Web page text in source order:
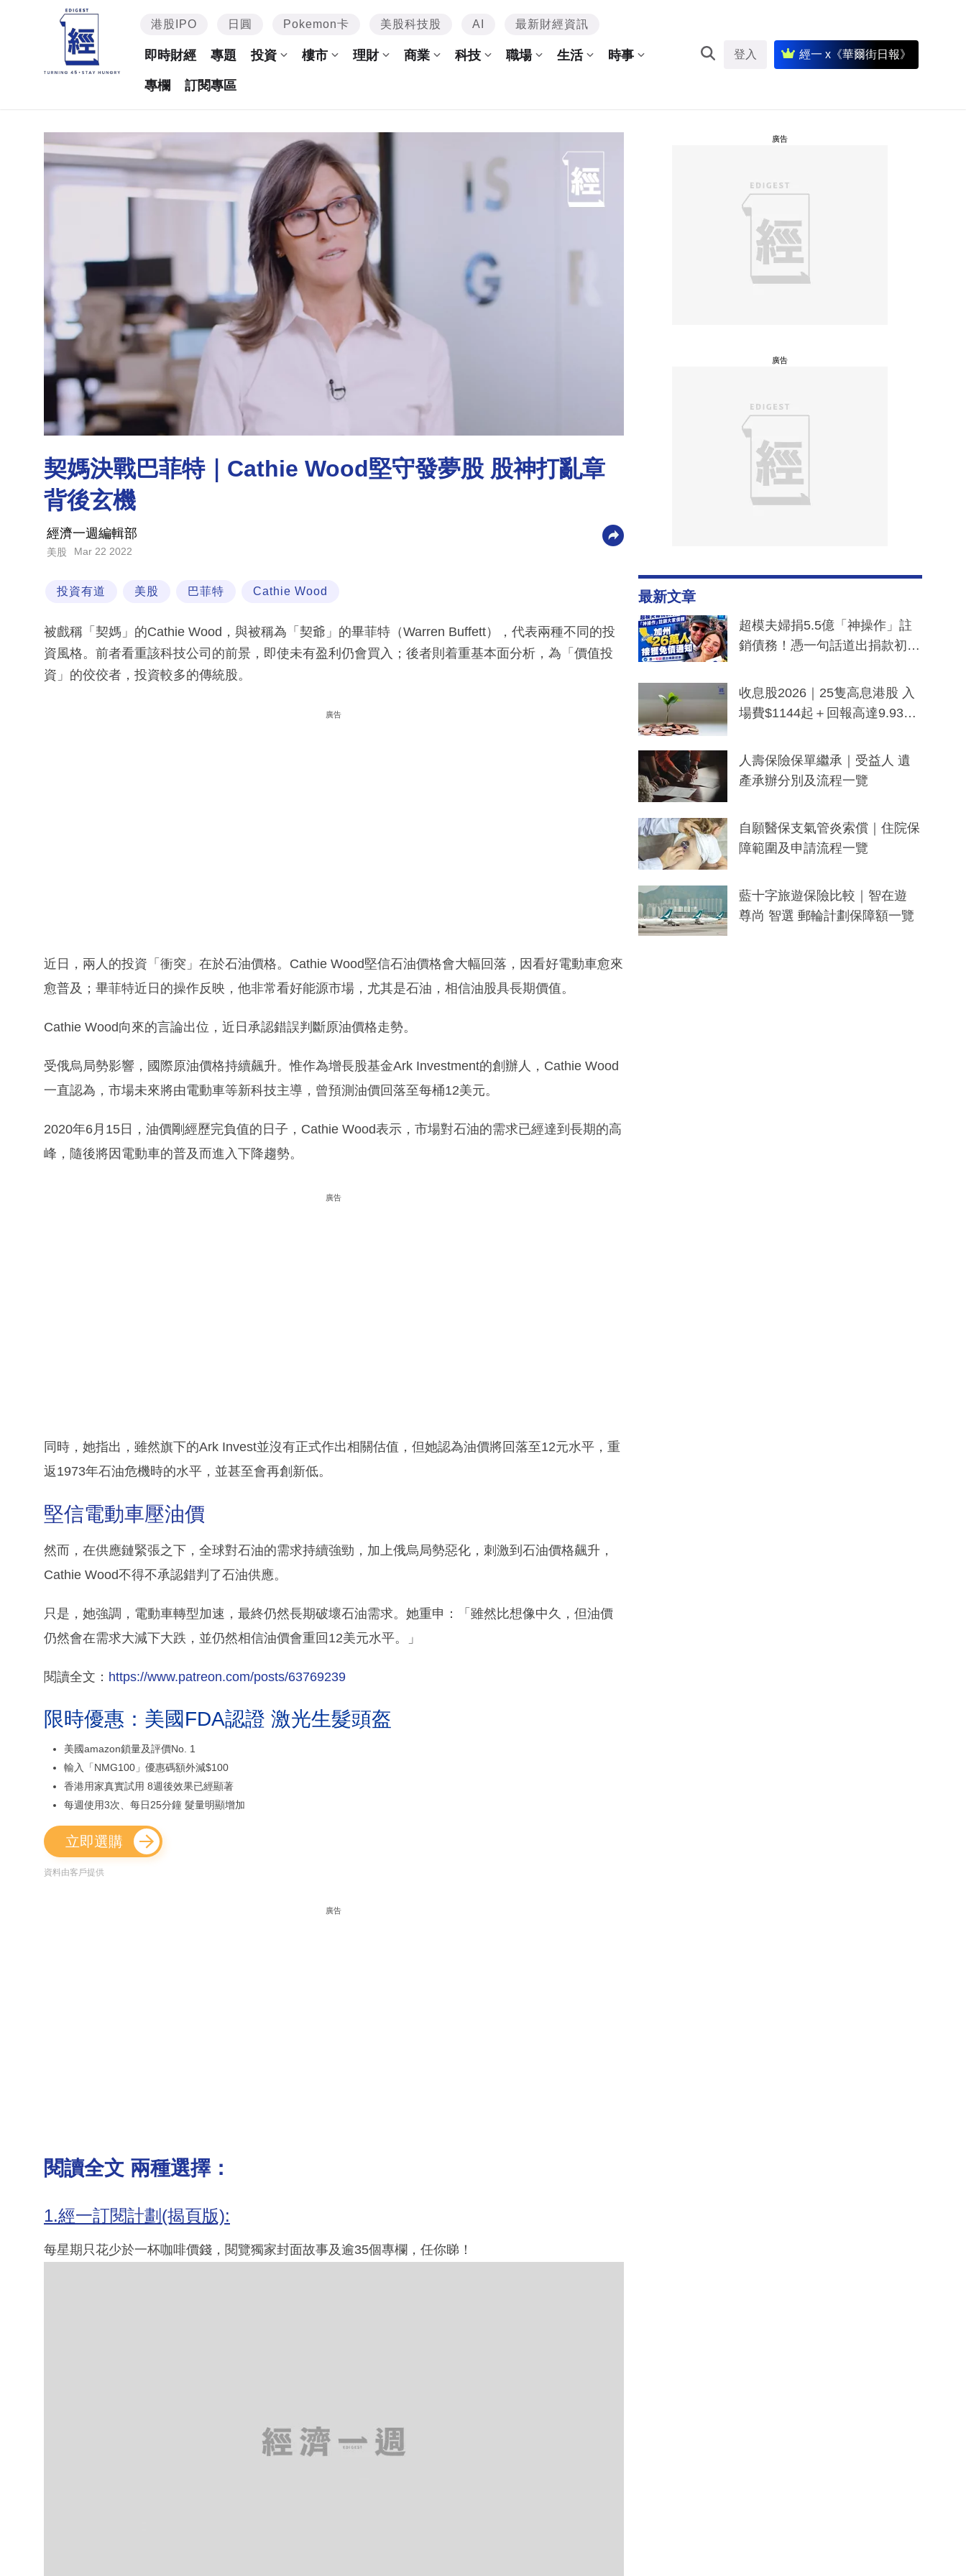
港股IPO 日圓 Pokemon卡 美股科技股 AI 最新財經資訊
即時財經 專題 投資 樓市 理財 商業 科技 職場 生活 時事
專欄 訂閱專區
登入 經一 x《華爾街日報》
契媽決戰巴菲特｜Cathie Wood堅守發夢股 股神打亂章
背後玄機
經濟一週編輯部
美股 Mar 22 2022
投資有道 美股 巴菲特 Cathie Wood
被戲稱「契媽」的Cathie Wood，與被稱為「契爺」的畢菲特（Warren Buffett），代表兩種不同的投
資風格。前者看重該科技公司的前景，即使未有盈利仍會買入；後者則着重基本面分析，為「價值投
資」的佼佼者，投資較多的傳統股。
廣告
近日，兩人的投資「衝突」在於石油價格。Cathie Wood堅信石油價格會大幅回落，因看好電動車愈來
愈普及；畢菲特近日的操作反映，他非常看好能源市場，尤其是石油，相信油股具長期價值。
Cathie Wood向來的言論出位，近日承認錯誤判斷原油價格走勢。
受俄烏局勢影響，國際原油價格持續飆升。惟作為增長股基金Ark Investment的創辦人，Cathie Wood
一直認為，市場未來將由電動車等新科技主導，曾預測油價回落至每桶12美元。
2020年6月15日，油價剛經歷完負值的日子，Cathie Wood表示，市場對石油的需求已經達到長期的高
峰，隨後將因電動車的普及而進入下降趨勢。
廣告
同時，她指出，雖然旗下的Ark Invest並沒有正式作出相關估值，但她認為油價將回落至12元水平，重
返1973年石油危機時的水平，並甚至會再創新低。
堅信電動車壓油價
然而，在供應鏈緊張之下，全球對石油的需求持續強勁，加上俄烏局勢惡化，刺激到石油價格飆升，
Cathie Wood不得不承認錯判了石油供應。
只是，她強調，電動車轉型加速，最終仍然長期破壞石油需求。她重申：「雖然比想像中久，但油價
仍然會在需求大減下大跌，並仍然相信油價會重回12美元水平。」
閱讀全文： https://www.patreon.com/posts/63769239
限時優惠：美國FDA認證 激光生髮頭盔
美國amazon鎖量及評價No. 1
輸入「NMG100」優惠碼額外減$100
香港用家真實試用 8週後效果已經顯著
每週使用3次、每日25分鐘 髮量明顯增加
立即選購
資料由客戶提供
廣告
閱讀全文 兩種選擇：
1.經一訂閱計劃(揭頁版):
每星期只花少於一杯咖啡價錢，閱覽獨家封面故事及逾35個專欄，任你睇！
廣告
廣告
最新文章
超模夫婦捐5.5億「神操作」註
銷債務！憑一句話道出捐款初
一度被誤當詐騙手段
收息股2026｜25隻高息港股 入
場費$1144起＋回報高達9.93
人壽保險保單繼承｜受益人 遺
產承辦分別及流程一覽
自願醫保支氣管炎索償｜住院保
障範圍及申請流程一覽
藍十字旅遊保險比較｜智在遊
尊尚 智選 郵輪計劃保障額一覽